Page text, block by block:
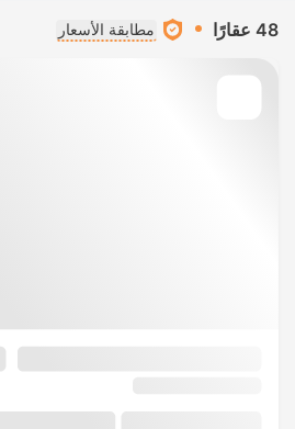
48 عقارًا مطابقة الأسعار